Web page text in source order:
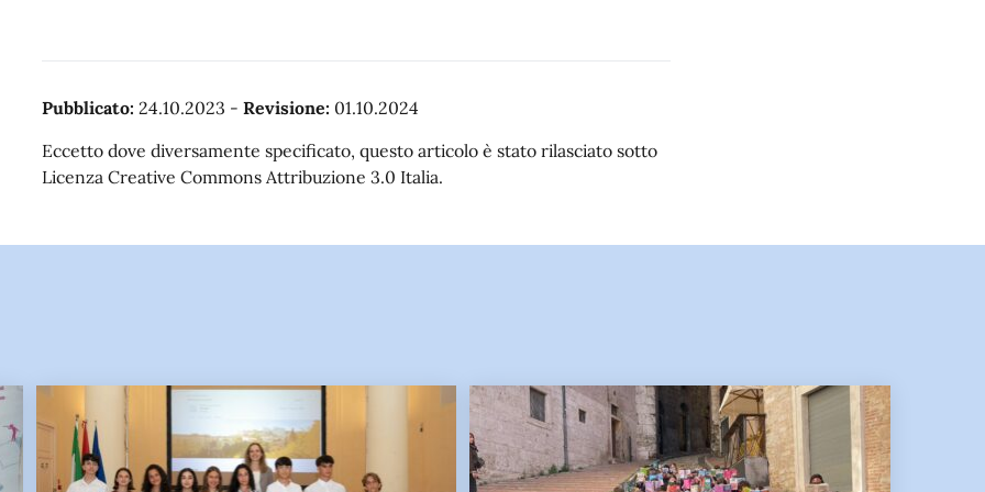
Pubblicato: 24.10.2023 - Revisione: 01.10.2024
Eccetto dove diversamente specificato, questo articolo è stato rilasciato sotto
Licenza Creative Commons Attribuzione 3.0 Italia.